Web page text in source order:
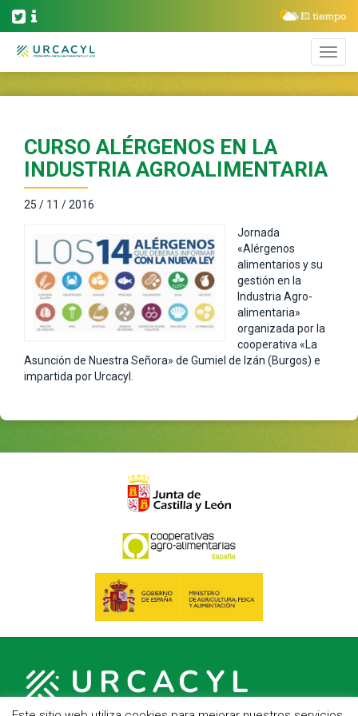
CURSO ALÉRGENOS EN LA
INDUSTRIA AGROALIMENTARIA
25 / 11 / 2016
Jornada
«Alérgenos
alimentarios y su
gestión en la
Industria Agro-
alimentaria»
organizada por la
cooperativa «La
Asunción de Nuestra Señora» de Gumiel de Izán (Burgos) e
impartida por Urcacyl.